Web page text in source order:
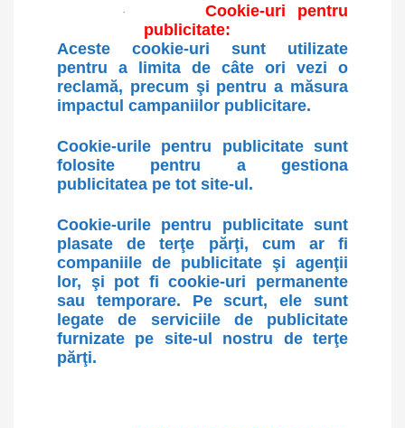
·
Cookie-uri pentru
publicitate:
Aceste cookie-uri sunt utilizate
pentru a limita de câte ori vezi o
reclamă, precum şi pentru a măsura
impactul campaniilor publicitare.
Cookie-urile pentru publicitate sunt
folosite pentru a gestiona
publicitatea pe tot site-ul.
Cookie-urile pentru publicitate sunt
plasate de terţe părţi, cum ar fi
companiile de publicitate şi agenţii
lor, şi pot fi cookie-uri permanente
sau temporare. Pe scurt, ele sunt
legate de serviciile de publicitate
furnizate pe site-ul nostru de terţe
părţi.